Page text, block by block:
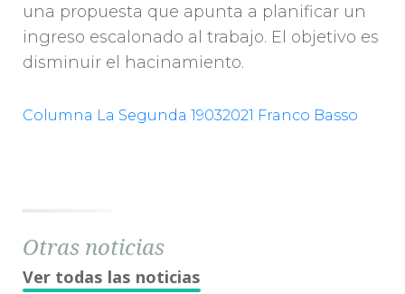
una propuesta que apunta a planificar un
ingreso escalonado al trabajo. El objetivo es
disminuir el hacinamiento.
Columna La Segunda 19032021 Franco Basso
Otras noticias
Ver todas las noticias